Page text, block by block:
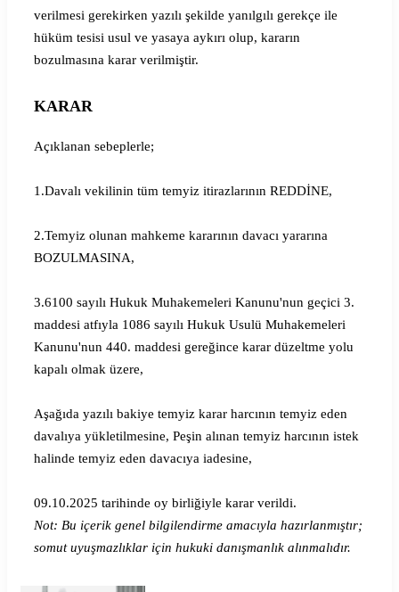
verilmesi gerekirken yazılı şekilde yanılgılı gerekçe ile
hüküm tesisi usul ve yasaya aykırı olup, kararın
bozulmasına karar verilmiştir.
KARAR
Açıklanan sebeplerle;
1.Davalı vekilinin tüm temyiz itirazlarının REDDİNE,
2.Temyiz olunan mahkeme kararının davacı yararına
BOZULMASINA,
3.6100 sayılı Hukuk Muhakemeleri Kanunu'nun geçici 3.
maddesi atfıyla 1086 sayılı Hukuk Usulü Muhakemeleri
Kanunu'nun 440. maddesi gereğince karar düzeltme yolu
kapalı olmak üzere,
Aşağıda yazılı bakiye temyiz karar harcının temyiz eden
davalıya yükletilmesine, Peşin alınan temyiz harcının istek
halinde temyiz eden davacıya iadesine,
09.10.2025 tarihinde oy birliğiyle karar verildi.
Not: Bu içerik genel bilgilendirme amacıyla hazırlanmıştır;
somut uyuşmazlıklar için hukuki danışmanlık alınmalıdır.